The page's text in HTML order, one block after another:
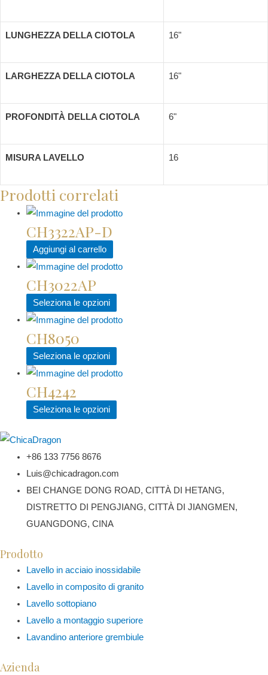
LUNGHEZZA DELLA CIOTOLA 16"
LARGHEZZA DELLA CIOTOLA 16"
PROFONDITÀ DELLA CIOTOLA 6"
MISURA LAVELLO 16
Prodotti correlati
CH3322AP-D
Aggiungi al carrello
CH3022AP
Seleziona le opzioni
prodotto
varianti.
opzioni
possono
nella
pagina
del
CH8050
Seleziona le opzioni
prodotto
possono
essere
scelte
prodotto
CH4242
Seleziona le opzioni
varianti.
Le
opzioni
pagina
prodotto
+86 133 7756 8676
Luis@chicadragon.com
BEI CHANGE DONG ROAD, CITTÀ DI HETANG,
DISTRETTO DI PENGJIANG, CITTÀ DI JIANGMEN,
GUANGDONG, CINA
Prodotto
Lavello in acciaio inossidabile
Lavello in composito di granito
Lavello sottopiano
Lavello a montaggio superiore
Lavandino anteriore grembiule
Azienda